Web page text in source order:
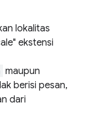
lokalitas
ekstensi
maupun
berisi pesan,
dari